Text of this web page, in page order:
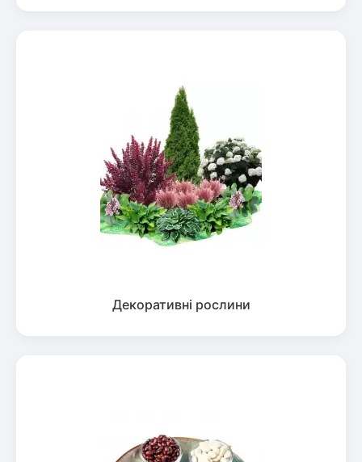
Декоративні рослини